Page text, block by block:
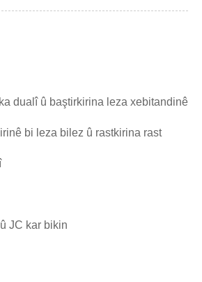
dualî û baştirkirina leza xebitandinê
bi leza bilez û rastkirina rast
JC kar bikin